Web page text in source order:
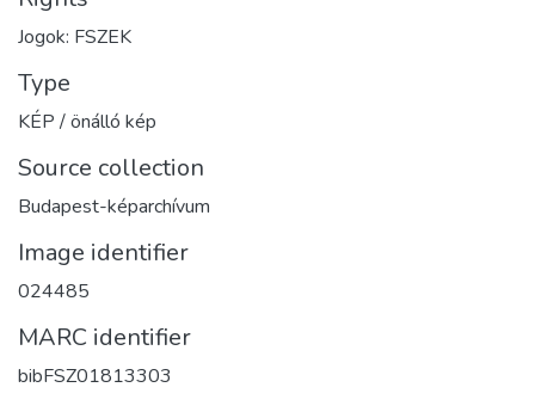
Jogok: FSZEK
Type
KÉP / önálló kép
Source collection
Budapest-képarchívum
Image identifier
024485
MARC identifier
bibFSZ01813303